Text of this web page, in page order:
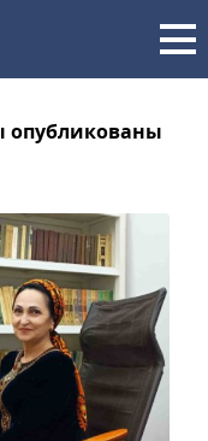
опубликованы